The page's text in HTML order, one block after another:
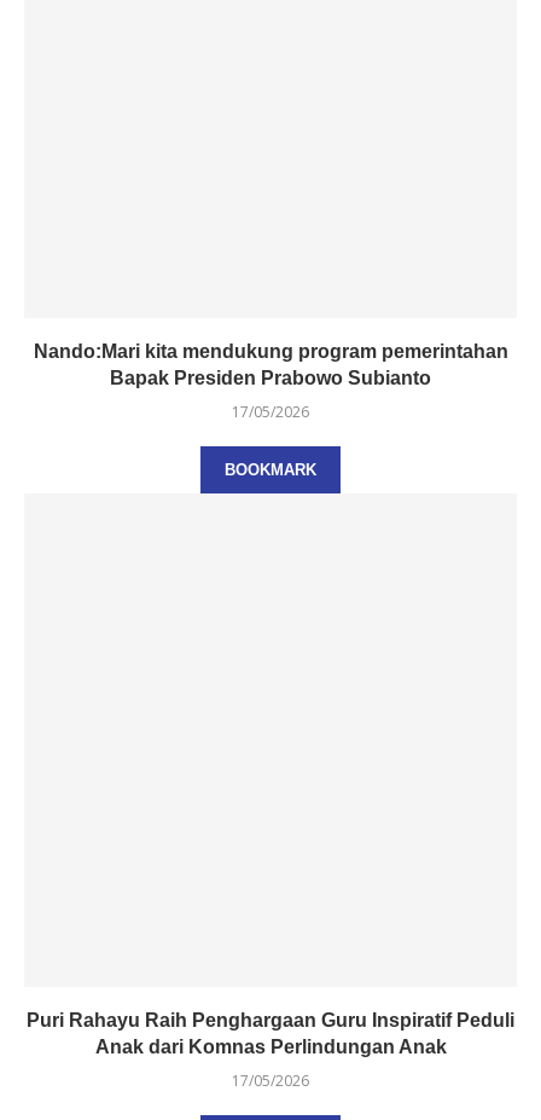
Nando:Mari kita mendukung program pemerintahan
Bapak Presiden Prabowo Subianto
17/05/2026
BOOKMARK
Puri Rahayu Raih Penghargaan Guru Inspiratif Peduli
Anak dari Komnas Perlindungan Anak
17/05/2026